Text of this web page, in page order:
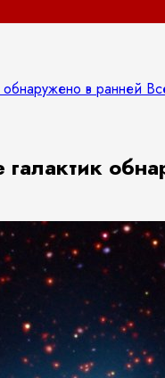
в ранней